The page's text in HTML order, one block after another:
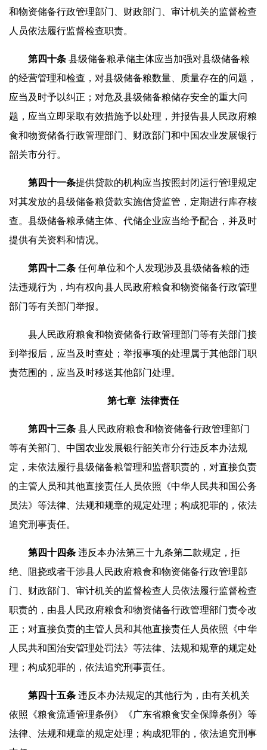
和物资储备行政管理部门、财政部门、审计机关的监督检查
人员依法履行监督检查职责。
第四十条 县级储备粮承储主体应当加强对县级储备粮
的经营管理和检查，对县级储备粮数量、质量存在的问题，
应当及时予以纠正；对危及县级储备粮储存安全的重大问
题，应当立即采取有效措施予以处理，并报告县人民政府粮
食和物资储备行政管理部门、财政部门和中国农业发展银行
韶关市分行。
第四十一条提供贷款的机构应当按照封闭运行管理规定
对其发放的县级储备粮贷款实施信贷监管，定期进行库存核
查。县级储备粮承储主体、代储企业应当给予配合，并及时
提供有关资料和情况。
第四十二条 任何单位和个人发现涉及县级储备粮的违
法违规行为，均有权向县人民政府粮食和物资储备行政管理
部门等有关部门举报。
县人民政府粮食和物资储备行政管理部门等有关部门接
到举报后，应当及时查处；举报事项的处理属于其他部门职
责范围的，应当及时移送其他部门处理。
第七章 法律责任
第四十三条 县人民政府粮食和物资储备行政管理部门
等有关部门、中国农业发展银行韶关市分行违反本办法规
定，未依法履行县级储备粮管理和监督职责的，对直接负责
的主管人员和其他直接责任人员依照《中华人民共和国公务
员法》等法律、法规和规章的规定处理；构成犯罪的，依法
追究刑事责任。
第四十四条 违反本办法第三十九条第二款规定，拒
绝、阻挠或者干涉县人民政府粮食和物资储备行政管理部
门、财政部门、审计机关的监督检查人员依法履行监督检查
职责的，由县人民政府粮食和物资储备行政管理部门责令改
正；对直接负责的主管人员和其他直接责任人员依照《中华
人民共和国治安管理处罚法》等法律、法规和规章的规定处
理；构成犯罪的，依法追究刑事责任。
第四十五条 违反本办法规定的其他行为，由有关机关
依照《粮食流通管理条例》《广东省粮食安全保障条例》等
法律、法规和规章的规定处理；构成犯罪的，依法追究刑事